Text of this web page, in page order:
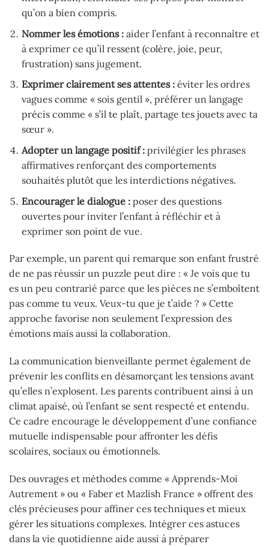
qu’on a bien compris.
Nommer les émotions :aider l’enfant à reconnaître et
à exprimer ce qu’il ressent (colère, joie, peur,
frustration) sans jugement.
Exprimer clairement ses attentes :éviter les ordres
vagues comme « sois gentil », préférer un langage
précis comme « s’il te plaît, partage tes jouets avec ta
sœur ».
Adopter un langage positif :privilégier les phrases
affirmatives renforçant des comportements
souhaités plutôt que les interdictions négatives.
Encourager le dialogue :poser des questions
ouvertes pour inviter l’enfant à réfléchir et à
exprimer son point de vue.
Par exemple, un parent qui remarque son enfant frustré
de ne pas réussir un puzzle peut dire : « Je vois que tu
es un peu contrarié parce que les pièces ne s’emboîtent
pas comme tu veux. Veux-tu que je t’aide ? » Cette
approche favorise non seulement l’expression des
émotions mais aussi la collaboration.
La communication bienveillante permet également de
prévenir les conflits en désamorçant les tensions avant
qu’elles n’explosent. Les parents contribuent ainsi à un
climat apaisé, où l’enfant se sent respecté et entendu.
Ce cadre encourage le développement d’une confiance
mutuelle indispensable pour affronter les défis
scolaires, sociaux ou émotionnels.
Des ouvrages et méthodes comme « Apprends-Moi
Autrement » ou « Faber et Mazlish France » offrent des
clés précieuses pour affiner ces techniques et mieux
gérer les situations complexes. Intégrer ces astuces
dans la vie quotidienne aide aussi à préparer